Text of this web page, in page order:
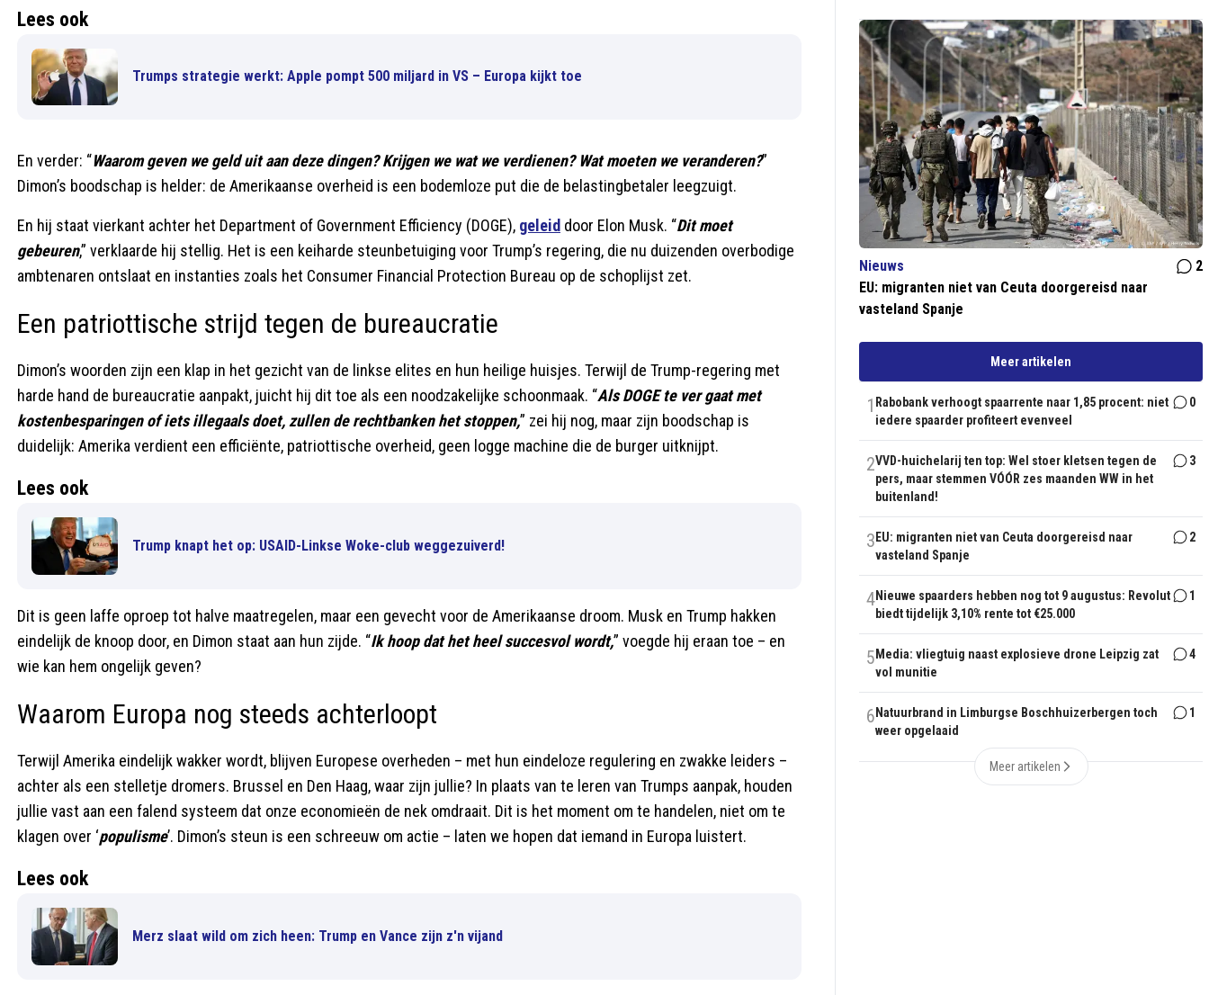
Lees ook
Trumps strategie werkt: Apple pompt 500 miljard in VS – Europa kijkt toe
En verder: “Waarom geven we geld uit aan deze dingen? Krijgen we wat we verdienen? Wat moeten we veranderen?”
Dimon’s boodschap is helder: de Amerikaanse overheid is een bodemloze put die de belastingbetaler leegzuigt.
En hij staat vierkant achter het Department of Government Efficiency (DOGE), geleid door Elon Musk. “Dit moet
gebeuren,” verklaarde hij stellig. Het is een keiharde steunbetuiging voor Trump’s regering, die nu duizenden overbodige
ambtenaren ontslaat en instanties zoals het Consumer Financial Protection Bureau op de schoplijst zet.
Een patriottische strijd tegen de bureaucratie
Dimon’s woorden zijn een klap in het gezicht van de linkse elites en hun heilige huisjes. Terwijl de Trump-regering met
harde hand de bureaucratie aanpakt, juicht hij dit toe als een noodzakelijke schoonmaak. “Als DOGE te ver gaat met
kostenbesparingen of iets illegaals doet, zullen de rechtbanken het stoppen,” zei hij nog, maar zijn boodschap is
duidelijk: Amerika verdient een efficiënte, patriottische overheid, geen logge machine die de burger uitknijpt.
Lees ook
Trump knapt het op: USAID-Linkse Woke-club weggezuiverd!
Dit is geen laffe oproep tot halve maatregelen, maar een gevecht voor de Amerikaanse droom. Musk en Trump hakken
eindelijk de knoop door, en Dimon staat aan hun zijde. “Ik hoop dat het heel succesvol wordt,” voegde hij eraan toe – en
wie kan hem ongelijk geven?
Waarom Europa nog steeds achterloopt
Terwijl Amerika eindelijk wakker wordt, blijven Europese overheden – met hun eindeloze regulering en zwakke leiders –
achter als een stelletje dromers. Brussel en Den Haag, waar zijn jullie? In plaats van te leren van Trumps aanpak, houden
jullie vast aan een falend systeem dat onze economieën de nek omdraait. Dit is het moment om te handelen, niet om te
klagen over ‘populisme’. Dimon’s steun is een schreeuw om actie – laten we hopen dat iemand in Europa luistert.
Lees ook
Merz slaat wild om zich heen: Trump en Vance zijn z'n vijand
Nieuws
2
EU: migranten niet van Ceuta doorgereisd naar
vasteland Spanje
Meer artikelen
1 Rabobank verhoogt spaarrente naar 1,85 procent: niet
iedere spaarder profiteert evenveel
0
2VVD-huichelarij ten top: Wel stoer kletsen tegen de
pers, maar stemmen VÓÓR zes maanden WW in het
buitenland!
3
3 EU: migranten niet van Ceuta doorgereisd naar
vasteland Spanje
2
4Nieuwe spaarders hebben nog tot 9 augustus: Revolut
biedt tijdelijk 3,10% rente tot €25.000
1
5 Media: vliegtuig naast explosieve drone Leipzig zat
vol munitie
4
6 Natuurbrand in Limburgse Boschhuizerbergen toch
weer opgelaaid
1
Meer artikelen